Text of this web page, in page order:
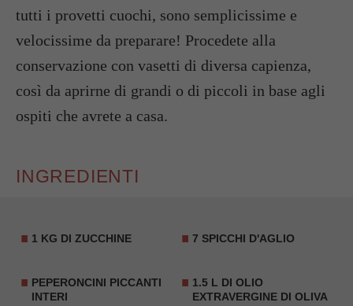
tutti i provetti cuochi, sono semplicissime e
velocissime da preparare! Procedete alla
conservazione con vasetti di diversa capienza,
così da aprirne di grandi o di piccoli in base agli
ospiti che avrete a casa.
INGREDIENTI
1 KG DI ZUCCHINE 7 SPICCHI D'AGLIO
PEPERONCINI PICCANTI
INTERI
1.5 L DI OLIO
EXTRAVERGINE DI OLIVA